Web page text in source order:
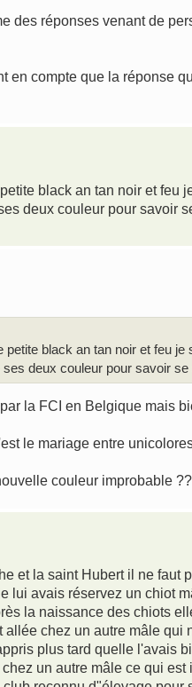
des réponses venant de
en compte que la réponse
black an tan noir et
deux couleur pour savoir
petite black an tan noir et feu
deux couleur pour savoir
la FCI en Belgique mais
le mariage entre
couleur improbable
et la saint Hubert il ne
lui avais réservez un chiot
la naissance des chiots
chez un autre mâle
plus tard quelle l'avais
un autre mâle ce qui